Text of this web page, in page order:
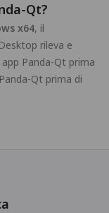
Qt?
x64, il
rileva e
Panda-Qt prima
Qt prima di